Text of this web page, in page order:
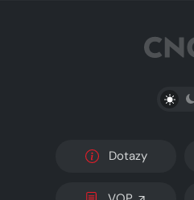
Dotazy